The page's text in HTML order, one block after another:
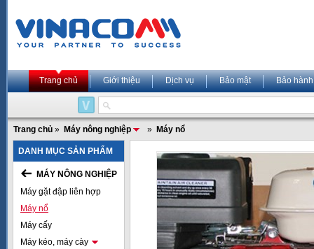
Trang chủ Giới thiệu Dịch vụ Bảo mật Bảo hành
Trang chủ » Máy nông nghiệp » Máy nổ
DANH MỤC SẢN PHẨM
MÁY NÔNG NGHIỆP
Máy gặt đập liên hợp
Máy nổ
Máy cấy
Máy kéo, máy cày